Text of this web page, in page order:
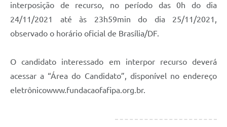
interposição de recurso, no período das 0h do dia
24/11/2021 até às 23h59min do dia 25/11/2021,
observado o horário oficial de Brasília/DF.
O candidato interessado em interpor recurso deverá
acessar a “Área do Candidato”, disponível no endereço
eletrônicowww.fundacaofafipa.org.br.